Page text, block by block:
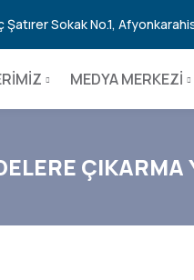
Sokak No.1,
MEDYA MERKEZİ
ÇIKARMA